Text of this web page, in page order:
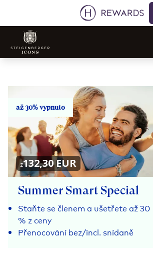
až 30% vypnuto
z132,30 EUR
Summer Smart Special
Staňte se členem a ušetřete až 30
% z ceny
Přenocování bez/incl. snídaně